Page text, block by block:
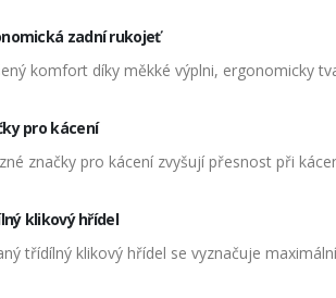
zadní rukojeť
komfort díky měkké výplni, ergonomicky
pro kácení
značky pro kácení zvyšují přesnost při
klikový hřídel
třídílný klikový hřídel se vyznačuje